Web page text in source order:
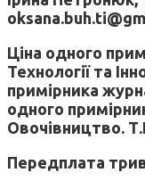
Ціна одного
Технології та
примірника
одного
Овочівництво.
Передплата